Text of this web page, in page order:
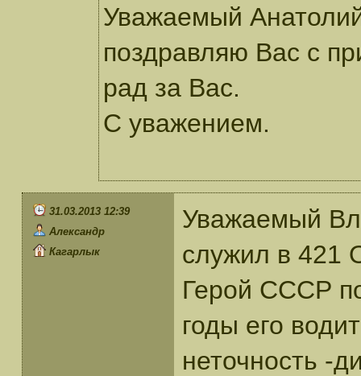
Уважаемый
поздравляю Вас с
рад за Вас.
С уважением.
31.03.2013 12:39
Александр
Кагарлык
Уважаемый
служил в
Герой СССР
годы его
неточность -